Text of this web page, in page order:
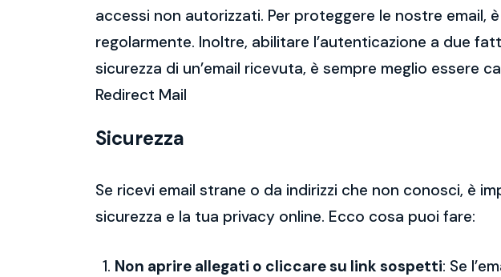
accessi non autorizzati. Per proteggere le nostre email,
regolarmente. Inoltre, abilitare l’autenticazione a due
sicurezza di un’email ricevuta, è sempre meglio
Redirect Mail
Sicurezza
Se ricevi email strane o da indirizzi che non conosci, è
sicurezza e la tua privacy online. Ecco cosa puoi fare:
Non aprire allegati o cliccare su link sospetti: Se